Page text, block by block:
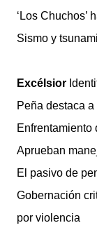
‘Los Chuchos’
Sismo y
Excélsior
Peña destaca
Enfrentamiento
Aprueban
El pasivo de
Gobernación
por violencia